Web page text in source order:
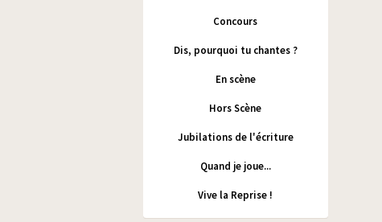
Concours
Dis, pourquoi tu chantes ?
En scène
Hors Scène
Jubilations de l'écriture
Quand je joue...
Vive la Reprise !